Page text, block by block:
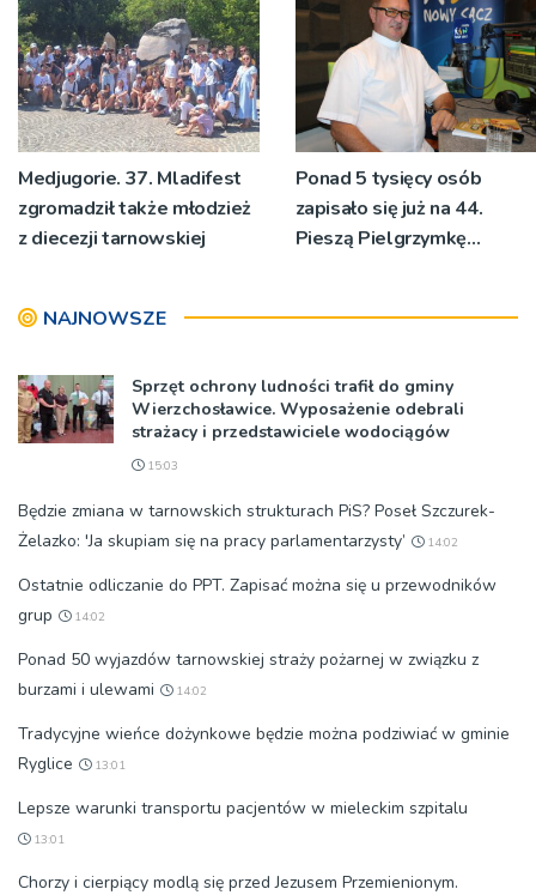
Medjugorie. 37. Mladifest
zgromadził także młodzież
z diecezji tarnowskiej
Ponad 5 tysięcy osób
zapisało się już na 44.
Pieszą Pielgrzymkę
NAJNOWSZE
Sprzęt ochrony ludności trafił do gminy
Wierzchosławice. Wyposażenie odebrali
strażacy i przedstawiciele wodociągów
15:03
Będzie zmiana w tarnowskich strukturach PiS? Poseł Szczurek-
Żelazko: 'Ja skupiam się na pracy parlamentarzysty’
14:02
Ostatnie odliczanie do PPT. Zapisać można się u przewodników
grup
14:02
Ponad 50 wyjazdów tarnowskiej straży pożarnej w związku z
burzami i ulewami
14:02
Tradycyjne wieńce dożynkowe będzie można podziwiać w gminie
Ryglice
13:01
Lepsze warunki transportu pacjentów w mieleckim szpitalu
13:01
Chorzy i cierpiący modlą się przed Jezusem Przemienionym.